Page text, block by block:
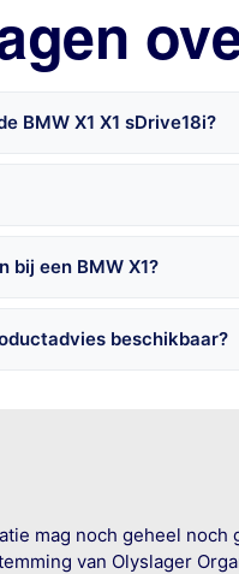
BMW X1 X1 sDrive18i?
bij een BMW X1?
beschikbaar?
mag noch geheel
van Olyslager